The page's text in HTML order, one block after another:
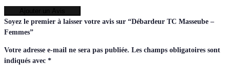
Soyez le premier à laisser votre avis sur “Débardeur TC Masseube –
Femmes”
Votre adresse e-mail ne sera pas publiée. Les champs obligatoires sont
indiqués avec *